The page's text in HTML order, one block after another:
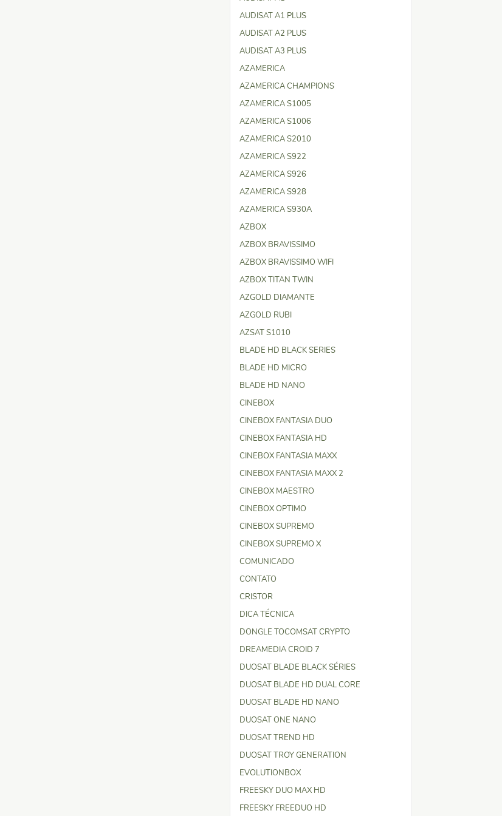
AUDISAT A1 PLUS
AUDISAT A2 PLUS
AUDISAT A3 PLUS
AZAMERICA
AZAMERICA CHAMPIONS
AZAMERICA S1005
AZAMERICA S1006
AZAMERICA S2010
AZAMERICA S922
AZAMERICA S926
AZAMERICA S928
AZAMERICA S930A
AZBOX
AZBOX BRAVISSIMO
AZBOX BRAVISSIMO WIFI
AZBOX TITAN TWIN
AZGOLD DIAMANTE
AZGOLD RUBI
AZSAT S1010
BLADE HD BLACK SERIES
BLADE HD MICRO
BLADE HD NANO
CINEBOX
CINEBOX FANTASIA DUO
CINEBOX FANTASIA HD
CINEBOX FANTASIA MAXX
CINEBOX FANTASIA MAXX 2
CINEBOX MAESTRO
CINEBOX OPTIMO
CINEBOX SUPREMO
CINEBOX SUPREMO X
COMUNICADO
CONTATO
CRISTOR
DICA TÉCNICA
DONGLE TOCOMSAT CRYPTO
DREAMEDIA CROID 7
DUOSAT BLADE BLACK SÉRIES
DUOSAT BLADE HD DUAL CORE
DUOSAT BLADE HD NANO
DUOSAT ONE NANO
DUOSAT TREND HD
DUOSAT TROY GENERATION
EVOLUTIONBOX
FREESKY DUO MAX HD
FREESKY FREEDUO HD